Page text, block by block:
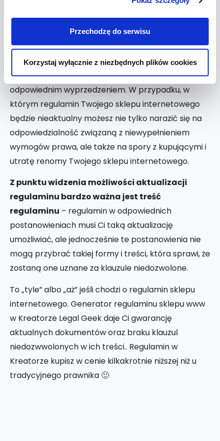
Przechodzę do serwisu
Korzystaj wyłącznie z niezbędnych plików cookies
rodzaju i warunków świadczenia usług.
Zarówno regulacje, które Cię będą wiązać, jak i Twój
sklep internetowy będą z czasem ewoluować,
zmieniać się, rozwijać – Twoim zadaniem jest nie
tylko dbanie o to,żebyregulamin był zawsze
aktualny, ale także, żeby go aktualizować z
odpowiednim wyprzedzeniem. W przypadku, w
którym regulamin Twojego sklepu internetowego
będzie nieaktualny możesz nie tylko narazić się na
odpowiedzialność związaną z niewypełnieniem
wymogów prawa, ale także na spory z kupującymi i
utratę renomy Twojego sklepu internetowego.
Z punktu widzenia możliwości aktualizacji
regulaminu bardzo ważna jest treść
regulaminu – regulamin w odpowiednich
postanowieniach musi Ci taką aktualizację
umożliwiać, ale jednocześnie te postanowienia nie
mogą przybrać takiej formy i treści, która sprawi, że
zostaną one uznane za klauzule niedozwolone.
To „tyle” albo „aż” jeśli chodzi o regulamin sklepu
internetowego. Generator regulaminu sklepu www
w Kreatorze Legal Geek daje Ci gwarancję
aktualnych dokumentów oraz braku klauzul
niedozwwolonych w ich treści.. Regulamin w
Kreatorze kupisz w cenie kilkakrotnie niższej niż u
tradycyjnego prawnika 🙂